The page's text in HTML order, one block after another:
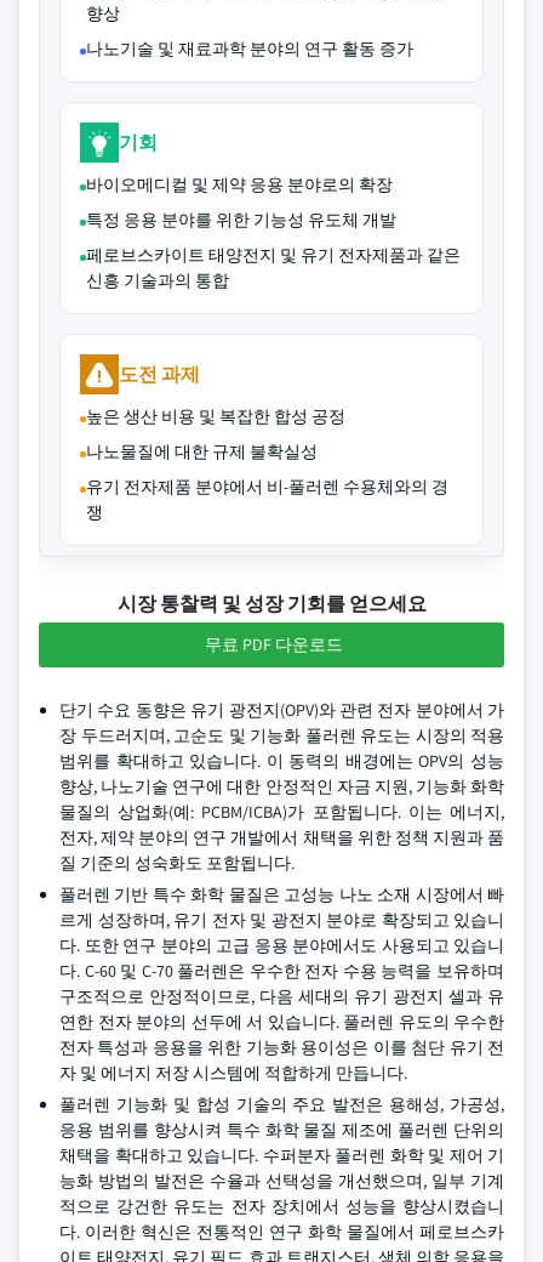
향상
나노기술 및 재료과학 분야의 연구 활동 증가
기회
바이오메디컬 및 제약 응용 분야로의 확장
특정 응용 분야를 위한 기능성 유도체 개발
페로브스카이트 태양전지 및 유기 전자제품과 같은
신흥 기술과의 통합
도전 과제
높은 생산 비용 및 복잡한 합성 공정
나노물질에 대한 규제 불확실성
유기 전자제품 분야에서 비-풀러렌 수용체와의 경
쟁
시장 통찰력 및 성장 기회를 얻으세요
무료 PDF 다운로드
단기 수요 동향은 유기 광전지(OPV)와 관련 전자 분야에서 가
장 두드러지며, 고순도 및 기능화 풀러렌 유도는 시장의 적용
범위를 확대하고 있습니다. 이 동력의 배경에는 OPV의 성능
향상, 나노기술 연구에 대한 안정적인 자금 지원, 기능화 화학
물질의 상업화(예: PCBM/ICBA)가 포함됩니다. 이는 에너지,
전자, 제약 분야의 연구 개발에서 채택을 위한 정책 지원과 품
질 기준의 성숙화도 포함됩니다.
풀러렌 기반 특수 화학 물질은 고성능 나노 소재 시장에서 빠
르게 성장하며, 유기 전자 및 광전지 분야로 확장되고 있습니
다. 또한 연구 분야의 고급 응용 분야에서도 사용되고 있습니
다. C-60 및 C-70 풀러렌은 우수한 전자 수용 능력을 보유하며
구조적으로 안정적이므로, 다음 세대의 유기 광전지 셀과 유
연한 전자 분야의 선두에 서 있습니다. 풀러렌 유도의 우수한
전자 특성과 응용을 위한 기능화 용이성은 이를 첨단 유기 전
자 및 에너지 저장 시스템에 적합하게 만듭니다.
풀러렌 기능화 및 합성 기술의 주요 발전은 용해성, 가공성,
응용 범위를 향상시켜 특수 화학 물질 제조에 풀러렌 단위의
채택을 확대하고 있습니다. 수퍼분자 풀러렌 화학 및 제어 기
능화 방법의 발전은 수율과 선택성을 개선했으며, 일부 기계
적으로 강건한 유도는 전자 장치에서 성능을 향상시켰습니
다. 이러한 혁신은 전통적인 연구 화학 물질에서 페로브스카
이트 태양전지, 유기 필드 효과 트랜지스터, 생체 의학 응용을